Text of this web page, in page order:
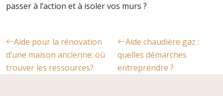
passer à l’action et à isoler vos murs ?
Aide pour la rénovation
d’une maison ancienne: où
trouver les ressources?
Aide chaudière gaz :
quelles démarches
entreprendre ?